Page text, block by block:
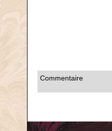
Commentaire